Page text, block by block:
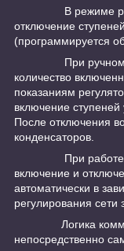
В режиме
отключение
(программируется
При ручном
количество
показаниям
включение ступеней
После отключения
конденсаторов.
При работе в
включение и
автоматически в
регулирования сети
Логика
непосредственно